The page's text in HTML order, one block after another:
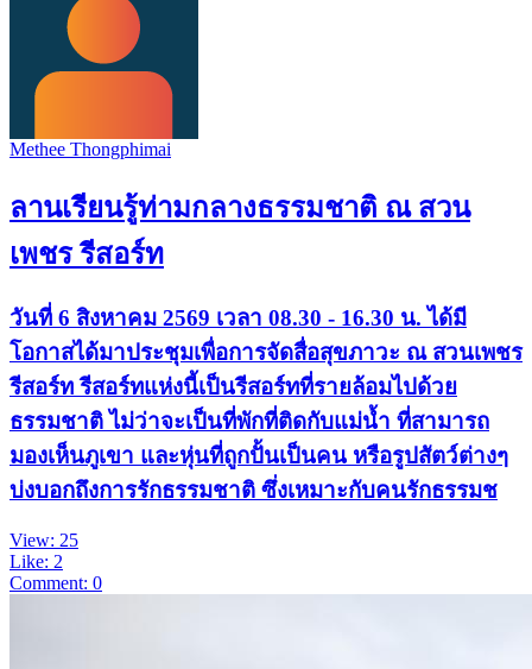
Methee Thongphimai
ลานเรียนรู้ท่ามกลางธรรมชาติ ณ สวน
เพชร รีสอร์ท
วันที่ 6 สิงหาคม 2569 เวลา 08.30 - 16.30 น. ได้มี
โอกาสได้มาประชุมเพื่อการจัดสื่อสุขภาวะ ณ สวนเพชร
รีสอร์ท รีสอร์ทแห่งนี้เป็นรีสอร์ทที่รายล้อมไปด้วย
ธรรมชาติ ไม่ว่าจะเป็นที่พักที่ติดกับแม่น้ำ ที่สามารถ
มองเห็นภูเขา และหุ่นที่ถูกปั้นเป็นคน หรือรูปสัตว์ต่างๆ
บ่งบอกถึงการรักธรรมชาติ ซึ่งเหมาะกับคนรักธรรมช
View: 25
Like: 2
Comment: 0